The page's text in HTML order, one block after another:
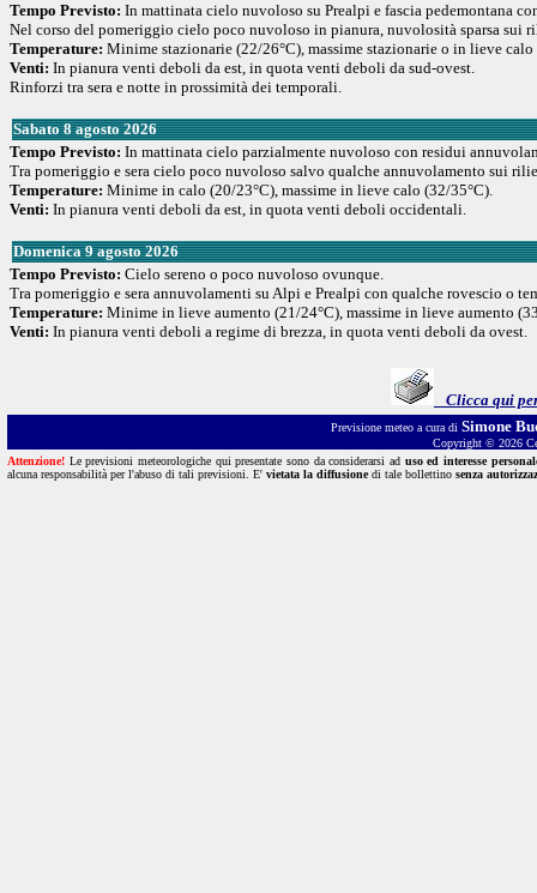
Tempo Previsto: In mattinata cielo nuvoloso su Prealpi e fascia pedemontana
Nel corso del pomeriggio cielo poco nuvoloso in pianura, nuvolosità sparsa sui
Temperature: Minime stazionarie (22/26°C), massime stazionarie o in lieve calo
Venti: In pianura venti deboli da est, in quota venti deboli da sud-ovest.
Rinforzi tra sera e notte in prossimità dei temporali.
Sabato 8 agosto 2026
Tempo Previsto: In mattinata cielo parzialmente nuvoloso con residui
Tra pomeriggio e sera cielo poco nuvoloso salvo qualche annuvolamento sui
Temperature: Minime in calo (20/23°C), massime in lieve calo (32/35°C).
Venti: In pianura venti deboli da est, in quota venti deboli occidentali.
Domenica 9 agosto 2026
Tempo Previsto: Cielo sereno o poco nuvoloso ovunque.
Tra pomeriggio e sera annuvolamenti su Alpi e Prealpi con qualche rovescio o
Temperature: Minime in lieve aumento (21/24°C), massime in lieve aumento
Venti: In pianura venti deboli a regime di brezza, in quota venti deboli da ovest.
Clicca qui
Previsione meteo a cura di Simone
Copyright © 2026
Attenzione! Le previsioni meteorologiche qui presentate sono da considerarsi ad uso ed interesse
alcuna responsabilità per l'abuso di tali previsioni. E' vietata la diffusionedi tale bollettino senza